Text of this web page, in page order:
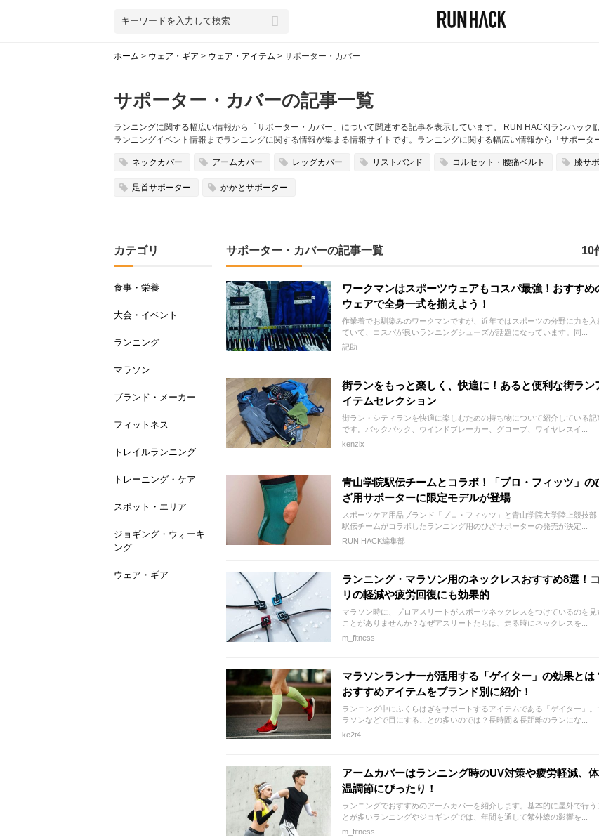
ホーム > ウェア・ギア > ウェア・アイテム > サポーター・カバー
サポーター・カバーの記事一覧
ランニングに関する幅広い情報から「サポーター・カバー」について関連する記事を表示しています。 RUN HACK[ランハック]
ランニングイベント情報までランニングに関する情報が集まる情報サイトです。ランニングに関する幅広い情報から「サポータ
ネックカバー アームカバー レッグカバー リストバンド コルセット・腰痛ベルト 膝サ
足首サポーター かかとサポーター
カテゴリ
食事・栄養
大会・イベント
ランニング
マラソン
ブランド・メーカー
フィットネス
トレイルランニング
トレーニング・ケア
スポット・エリア
ジョギング・ウォーキ
ング
ウェア・ギア
サポーター・カバーの記事一覧 10
ワークマンはスポーツウェアもコスパ最強！おすすめ
ウェアで全身一式を揃えよう！
作業着でお馴染みのワークマンですが、近年ではスポーツの分野に力を入
ていて、コスパが良いランニングシューズが話題になっています。同...
記助
街ランをもっと楽しく、快適に！あると便利な街ラン
イテムセレクション
街ラン・シティランを快適に楽しむための持ち物について紹介している記
です。バックパック、ウインドブレーカー、グローブ、ワイヤレスイ...
kenzix
青山学院駅伝チームとコラボ！「プロ・フィッツ」の
ざ用サポーターに限定モデルが登場
スポーツケア用品ブランド「プロ・フィッツ」と青山学院大学陸上競技部
駅伝チームがコラボしたランニング用のひざサポーターの発売が決定...
RUN HACK編集部
ランニング・マラソン用のネックレスおすすめ8選！コ
リの軽減や疲労回復にも効果的
マラソン時に、プロアスリートがスポーツネックレスをつけているのを見
ことがありませんか？なぜアスリートたちは、走る時にネックレスを...
m_fitness
マラソンランナーが活用する「ゲイター」の効果とは
おすすめアイテムをブランド別に紹介！
ランニング中にふくらはぎをサポートするアイテムである「ゲイター」。
ラソンなどで目にすることの多いのでは？長時間＆長距離のランにな...
ke2t4
アームカバーはランニング時のUV対策や疲労軽減、体
温調節にぴったり！
ランニングでおすすめのアームカバーを紹介します。基本的に屋外で行う
とが多いランニングやジョギングでは、年間を通して紫外線の影響を...
m_fitness